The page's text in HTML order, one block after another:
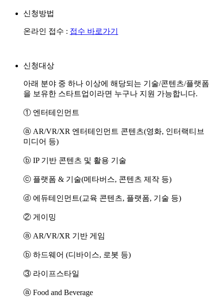
신청방법
온라인 접수 : 접수 바로가기
신청대상
아래 분야 중 하나 이상에 해당되는 기술/콘텐츠/플랫폼
을 보유한 스타트업이라면 누구나 지원 가능합니다.
① 엔터테인먼트
ⓐ AR/VR/XR 엔터테인먼트 콘텐츠(영화, 인터랙티브
미디어 등)
ⓑ IP 기반 콘텐츠 및 활용 기술
ⓒ 플랫폼 & 기술(메타버스, 콘텐츠 제작 등)
ⓓ 에듀테인먼트(교육 콘텐츠, 플랫폼, 기술 등)
② 게이밍
ⓐ AR/VR/XR 기반 게임
ⓑ 하드웨어 (디바이스, 로봇 등)
③ 라이프스타일
ⓐ Food and Beverage